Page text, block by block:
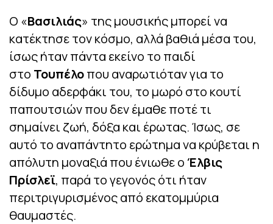
Ο «Βασιλιάς» της μουσικής μπορεί να
κατέκτησε τον κόσμο, αλλά βαθιά μέσα του,
ίσως ήταν πάντα εκείνο το παιδί
στο Τουπέλοπου αναρωτιόταν για το
δίδυμο αδερφάκι του, το μωρό στο κουτί
παπουτσιών που δεν έμαθε ποτέ τι
σημαίνει ζωή, δόξα και έρωτας. Ίσως, σε
αυτό το αναπάντητο ερώτημα να κρύβεται η
απόλυτη μοναξιά που ένιωθε οΈλβις
Πρίσλεϊ, παρά το γεγονός ότι ήταν
περιτριγυρισμένος από εκατομμύρια
θαυμαστές.